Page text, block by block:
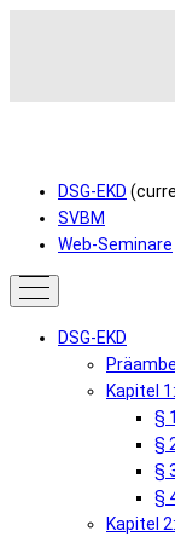
DSG-EKD
SVBM
Web-Seminare
DSG-EKD
Präambel
Kapitel
§
§
§
§
Kapitel